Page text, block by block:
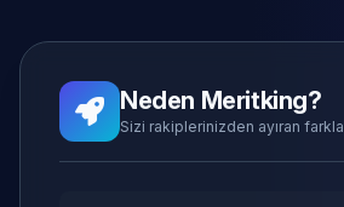
Neden Meritking?
Sizi rakiplerinizden ayıran